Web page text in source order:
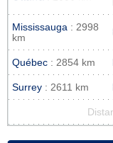
Mississauga : 2998
km
Québec : 2854 km
Surrey : 2611 km